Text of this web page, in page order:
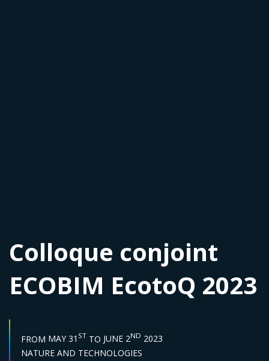
Colloque conjoint
ECOBIM EcotoQ 2023
FROM START DATE :
MAY 31 ST TO END DATE :
JUNE 2ND 2023
Sector :
NATURE AND TECHNOLOGIES